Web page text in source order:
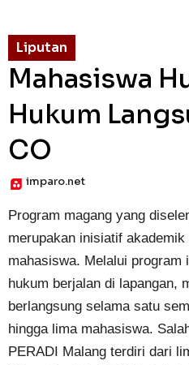
Liputan
Mahasiswa
Hukum
CO
imparo.net
Program magang yang
merupakan inisiatif
mahasiswa. Melalui program
hukum berjalan di lapangan,
berlangsung selama satu
hingga lima mahasiswa.
PERADI Malang terdiri dari